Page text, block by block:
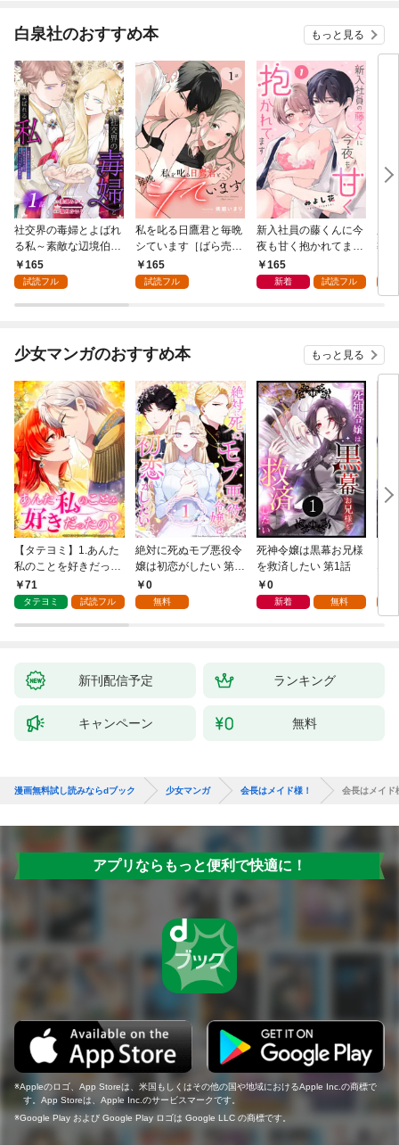
白泉社のおすすめ本 もっと見る
社交界の毒婦とよばれ
る私～素敵な辺境伯令
息に腕を折られたの
で、責任とってもらい
第1話
165
試読フル
私を叱る日鷹君と毎晩
シています［ばら売
り］ 第1話
165
試読フル
新入社員の藤くんに今
夜も甘く抱かれてます
［ばら売り］ 第1話
165
新着 試読フル
導
し
下
少女マンガのおすすめ本 もっと見る
【タテヨミ】1.あんた
私のことを好きだった
の？
71
タテヨミ 試読フル
絶対に死ぬモブ悪役令
嬢は初恋がしたい 第1
話0
無料
死神令嬢は黒幕お兄様
を救済したい 第1話
0
新着 無料
な
新刊配信予定 ランキング
キャンペーン 無料
漫画無料試し読みならdブック 少女マンガ 会長はメイド様！ 会長はメイ
アプリならもっと便利で快適に！
Appleのロゴ、App Storeは、米国もしくはその他の国や地域におけるApple Inc.の商標で
す。App Storeは、Apple Inc.のサービスマークです。
Google Play および Google Play ロゴは Google LLC の商標です。